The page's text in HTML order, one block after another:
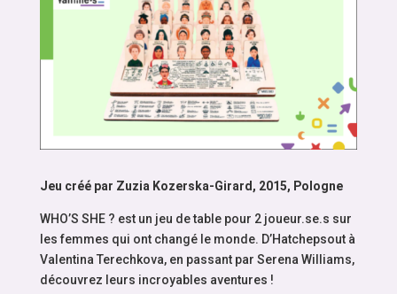
Jeu créé par Zuzia Kozerska-Girard, 2015, Pologne
WHO’S SHE ? est un jeu de table pour 2 joueur.se.s sur
les femmes qui ont changé le monde. D’Hatchepsout à
Valentina Terechkova, en passant par Serena Williams,
découvrez leurs incroyables aventures !